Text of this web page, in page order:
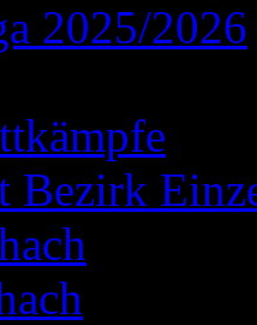
2025/2026
Bezirk